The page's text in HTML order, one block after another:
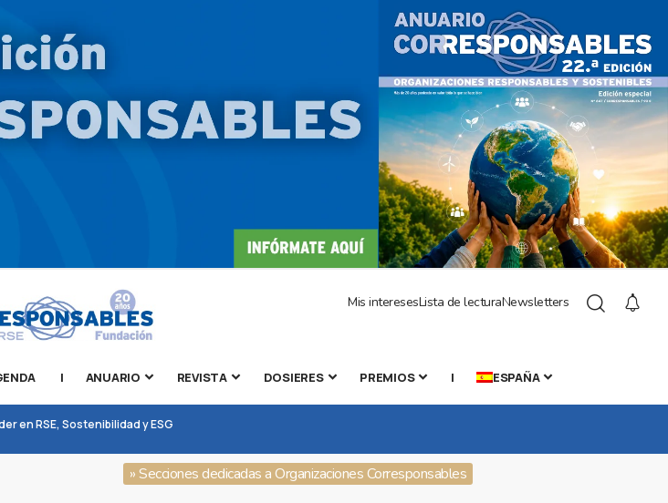
Mis interesesLista de lecturaNewsletters
| ANUARIO REVISTA DOSIERES PREMIOS | ESPAÑA
en RSE, Sostenibilidad y ESG
» Secciones dedicadas a Organizaciones Corresponsables